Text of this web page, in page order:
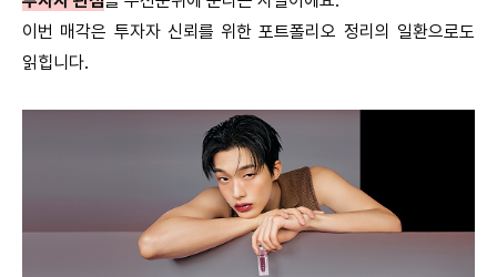
이번 매각은 투자자 신뢰를 위한 포트폴리오 정리의 일환으로도
읽힙니다.